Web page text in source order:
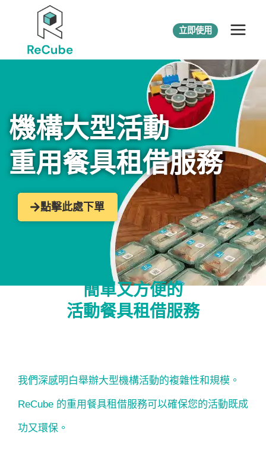
立即使用
機構大型活動
重用餐具租借服務
點擊此處下單
簡單又方便的
活動餐具租借服務
我們深感明白舉辦大型機構活動的複雜性和規模。
ReCube 的重用餐具租借服務可以確保您的活動既成
功又環保。